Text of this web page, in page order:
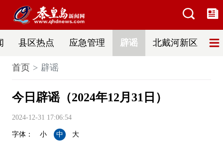
县区热点 应急管理 辟谣 北戴河新区
首页 辟谣
今日辟谣（2024年12月31日）
2024-12-31 17:06:54
字体： 小 中 大